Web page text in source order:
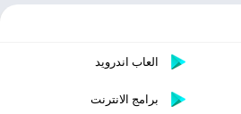
العاب اندرويد
برامج الانترنت